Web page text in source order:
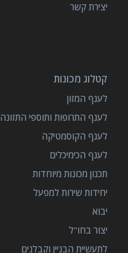
יצירת קשר
קטלוג מכונות
לענף המזון
לענף התרופות ותוספי התזונה
לענף הקוסמטיקה
לענף הכימיכלים
תכנון מכונות מיוחדות
יחידות שירות למפעל
יבוא
יצור בחו"ל
לתעשיית הבניין וקבלנים